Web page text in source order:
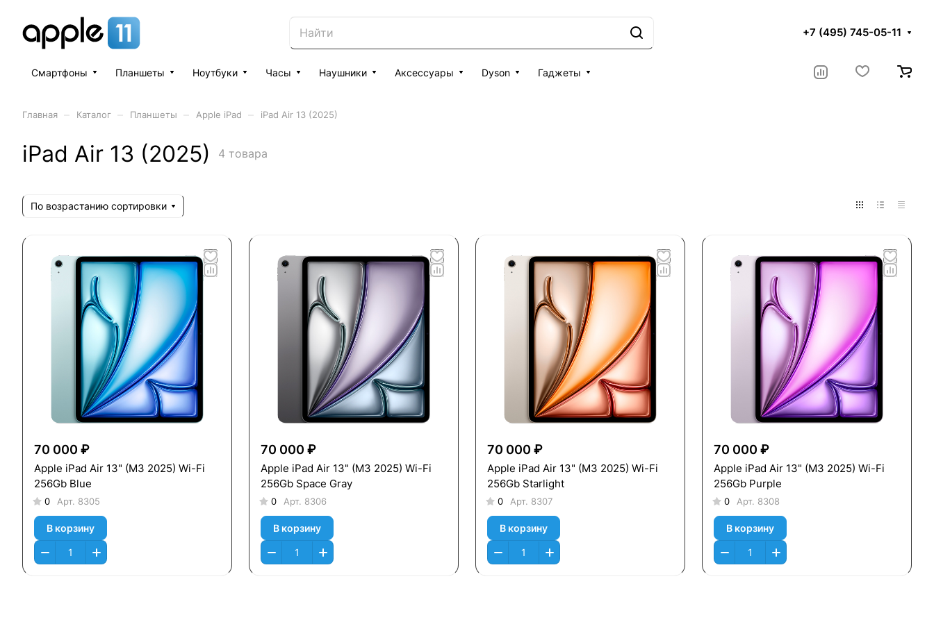
+7 (495) 745-05-11
Смартфоны Планшеты Ноутбуки Часы Наушники Аксессуары Dyson Гаджеты
Главная Каталог Планшеты Apple iPad iPad Air 13 (2025)
iPad Air 13 (2025) 4 товара
По возрастанию сортировки
70 000 ₽
Apple iPad Air 13" (M3 2025) Wi-Fi
256Gb Blue
0 Арт. 8305
В корзину
70 000 ₽
Apple iPad Air 13" (M3 2025) Wi-Fi
256Gb Space Gray
0 Арт. 8306
В корзину
70 000 ₽
Apple iPad Air 13" (M3 2025) Wi-Fi
256Gb Starlight
0 Арт. 8307
В корзину
70 000 ₽
Apple iPad Air 13" (M3 2025) Wi-Fi
256Gb Purple
0 Арт. 8308
В корзину